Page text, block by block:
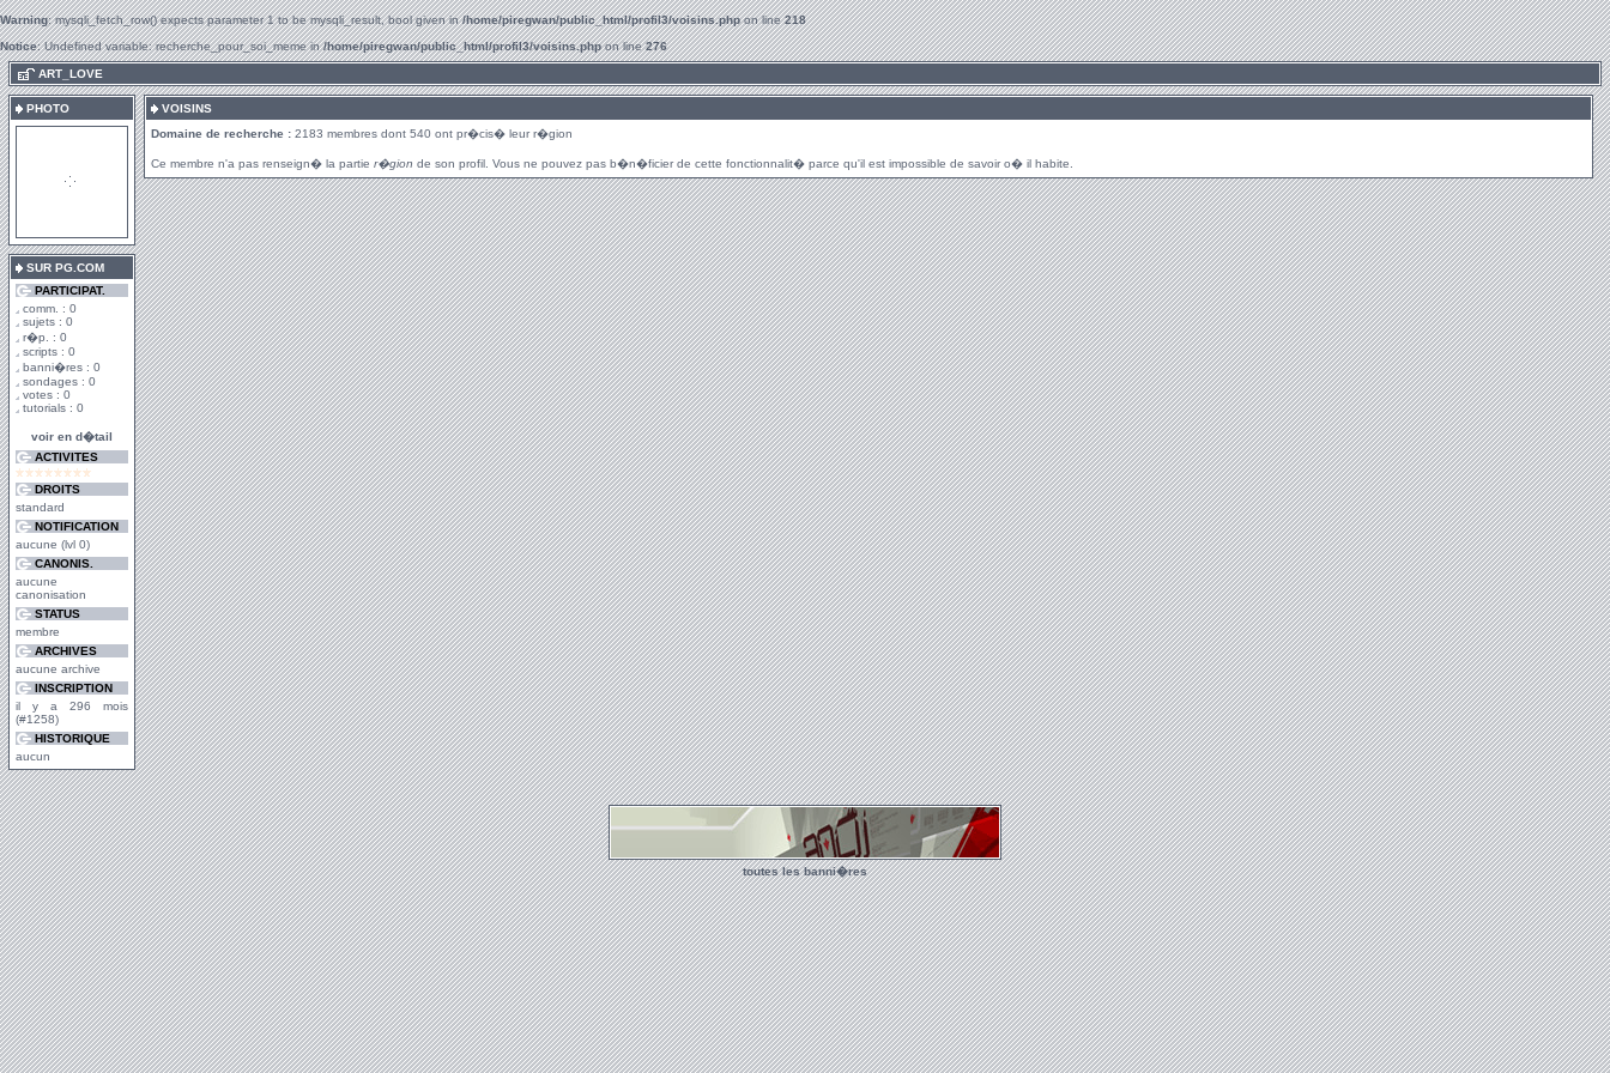
Warning: mysqli_fetch_row() expects parameter 1 to be mysqli_result, bool given in/home/piregwan/public_html/profil3/voisins.phpon line218
Notice: Undefined variable: recherche_pour_soi_meme in/home/piregwan/public_html/profil3/voisins.phpon line276
ART_LOVE
PHOTO
SUR PG.COM
PARTICIPAT.
comm. : 0
sujets : 0
r�p. : 0
scripts : 0
banni�res : 0
sondages : 0
votes : 0
tutorials : 0
voir en d�tail
ACTIVITES
DROITS
standard
NOTIFICATION
aucune (lvl 0)
CANONIS.
aucune
canonisation
STATUS
membre
ARCHIVES
aucune archive
INSCRIPTION
il y a 296 mois
(#1258)
HISTORIQUE
aucun
VOISINS
Domaine de recherche : 2183 membres dont 540 ont pr�cis� leur r�gion
Ce membre n'a pas renseign� la partie r�gion de son profil. Vous ne pouvez pas b�n�ficier de cette fonctionnalit� parce qu'il est impossible de savoir o� il habite.
toutes les banni�res